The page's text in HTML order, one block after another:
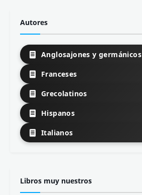
Autores
Anglosajones y germánicos
Franceses
Grecolatinos
Hispanos
Italianos
Libros muy nuestros